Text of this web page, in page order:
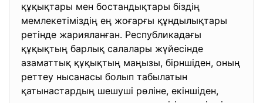
құқықтары мен бостандықтары біздің
мемлекетіміздің ең жоғарғы құндылықтары
ретінде жарияланған. Республикадағы
құқықтың барлық салалары жүйесінде
азаматтық құқықтың маңызы, бірншіден, оның
реттеу нысанасы болып табылатын
қатынастардың шешуші рөліне, екіншіден,